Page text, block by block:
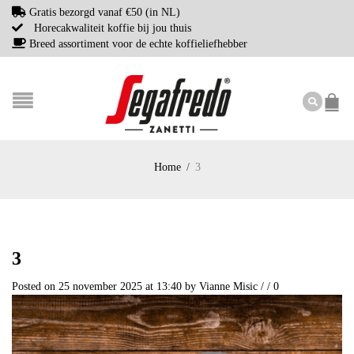
Gratis bezorgd vanaf €50 (in NL)
Horecakwaliteit koffie bij jou thuis
Breed assortiment voor de echte koffieliefhebber
Home / 3
3
Posted on 25 november 2025 at 13:40 by Vianne Misic / / 0